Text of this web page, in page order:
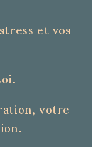
et vos
votre